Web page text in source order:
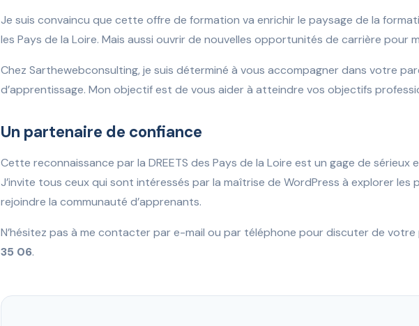
Je suis convaincu que cette offre de formation va enrichir le paysage de la
les Pays de la Loire. Mais aussi ouvrir de nouvelles opportunités de carrière pour
Chez Sarthewebconsulting, je suis déterminé à vous accompagner dans votre
d’apprentissage. Mon objectif est de vous aider à atteindre vos objectifs
Un partenaire de confiance
Cette reconnaissance par la DREETS des Pays de la Loire est un gage de sérieux
J’invite tous ceux qui sont intéressés par la maîtrise de WordPress à explorer les
rejoindre la communauté d’apprenants.
N’hésitez pas à me contacter par e-mail ou par téléphone pour discuter de votre
35 06.